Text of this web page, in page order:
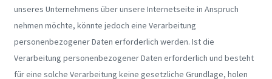
unseres Unternehmens über unsere Internetseite in Anspruch
nehmen möchte, könnte jedoch eine Verarbeitung
personenbezogener Daten erforderlich werden. Ist die
Verarbeitung personenbezogener Daten erforderlich und besteht
für eine solche Verarbeitung keine gesetzliche Grundlage, holen